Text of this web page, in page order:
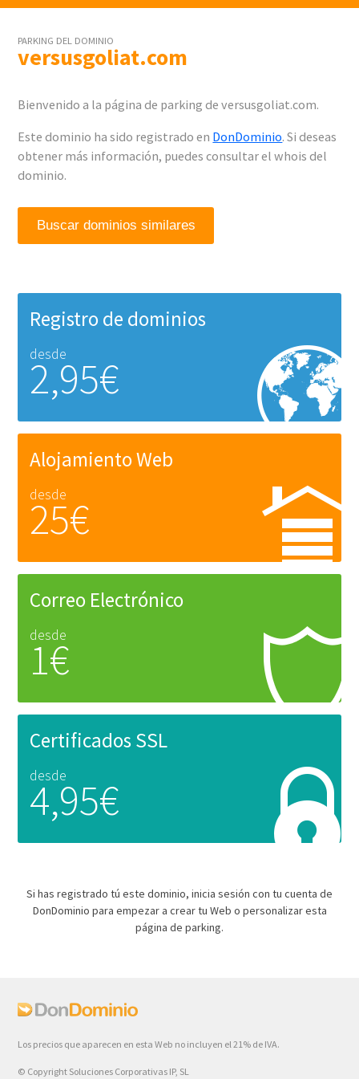
PARKING DEL DOMINIO
versusgoliat.com
Bienvenido a la página de parking de versusgoliat.com.
Este dominio ha sido registrado en DonDominio. Si deseas
obtener más información, puedes consultar el whois del
dominio.
Buscar dominios similares
Registro de dominios
desde
2,95€
Alojamiento Web
desde
25€
Correo Electrónico
desde
1€
Certificados SSL
desde
4,95€
Si has registrado tú este dominio, inicia sesión con tu cuenta de
DonDominio para empezar a crear tu Web o personalizar esta
página de parking.
Los precios que aparecen en esta Web no incluyen el 21% de IVA.
© Copyright Soluciones Corporativas IP, SL